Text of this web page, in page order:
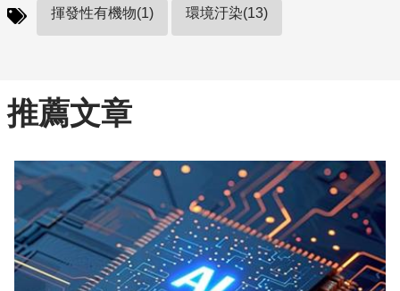
揮發性有機物(1) 環境汙染(13)
推薦文章